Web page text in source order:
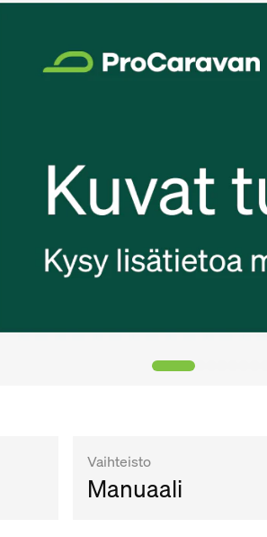
Vaihteisto
Manuaali